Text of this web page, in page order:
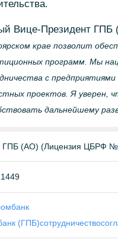
Вице-Президент ГПБ
крае позволит
программ. Мы
с предприятиями
проектов. Я уверен,
дальнейшему
ГПБ (АО) (Лицензия ЦБРФ №
(ГПБ)сотрудничество